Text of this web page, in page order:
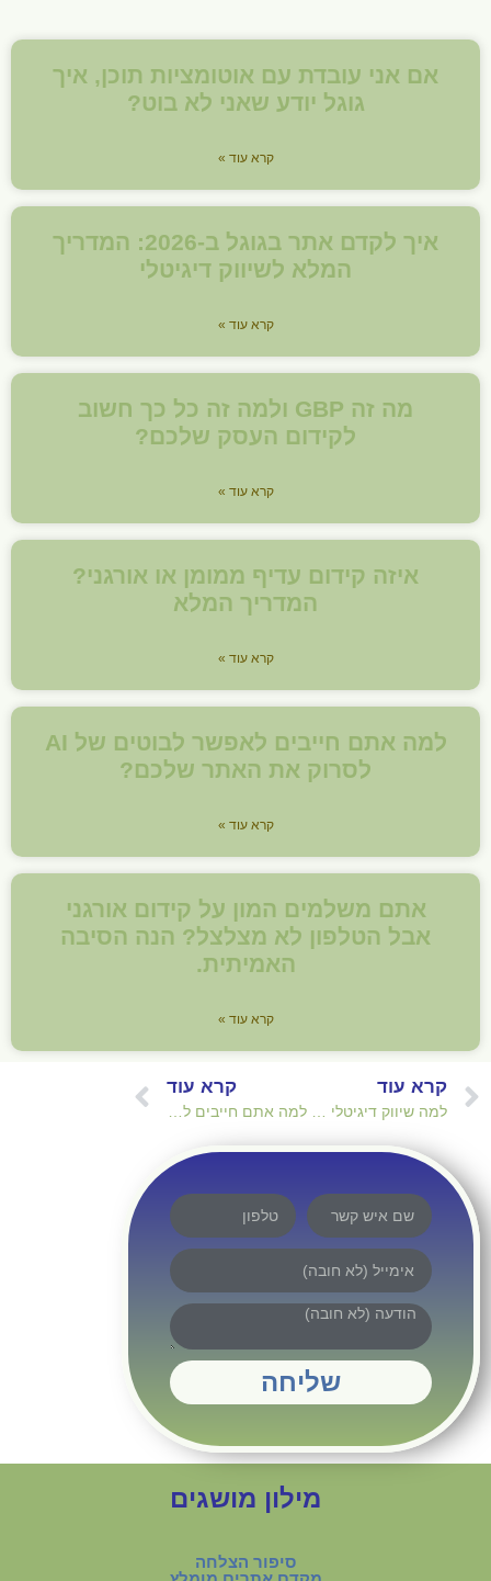
אם אני עובדת עם אוטומציות תוכן, איך
גוגל יודע שאני לא בוט?
קרא עוד »
איך לקדם אתר בגוגל ב-2026: המדריך
המלא לשיווק דיגיטלי
קרא עוד »
מה זה GBP ולמה זה כל כך חשוב
לקידום העסק שלכם?
קרא עוד »
איזה קידום עדיף ממומן או אורגני?
המדריך המלא
קרא עוד »
למה אתם חייבים לאפשר לבוטים של AI
לסרוק את האתר שלכם?
קרא עוד »
אתם משלמים המון על קידום אורגני
אבל הטלפון לא מצלצל? הנה הסיבה
האמיתית.
קרא עוד »
קרא עוד קרא עוד
למה אתם חייבים לאפשר לבוטים של AI לסרוק את האתר שלכם?
שליחה
מילון מושגים
סיפור הצלחה